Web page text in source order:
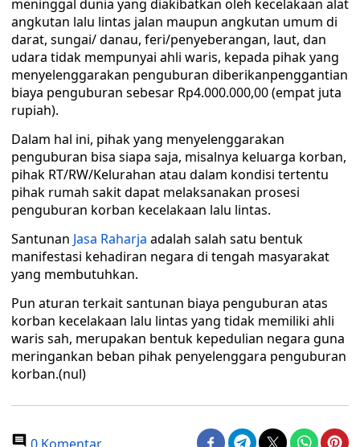
meninggal dunia yang diakibatkan oleh kecelakaan alat
angkutan lalu lintas jalan maupun angkutan umum di
darat, sungai/ danau, feri/penyeberangan, laut, dan
udara tidak mempunyai ahli waris, kepada pihak yang
menyelenggarakan penguburan diberikanpenggantian
biaya penguburan sebesar Rp4.000.000,00 (empat juta
rupiah).
Dalam hal ini, pihak yang menyelenggarakan
penguburan bisa siapa saja, misalnya keluarga korban,
pihak RT/RW/Kelurahan atau dalam kondisi tertentu
pihak rumah sakit dapat melaksanakan prosesi
penguburan korban kecelakaan lalu lintas.
Santunan Jasa Raharja adalah salah satu bentuk
manifestasi kehadiran negara di tengah masyarakat
yang membutuhkan.
Pun aturan terkait santunan biaya penguburan atas
korban kecelakaan lalu lintas yang tidak memiliki ahli
waris sah, merupakan bentuk kepedulian negara guna
meringankan beban pihak penyelenggara penguburan
korban.(nul)